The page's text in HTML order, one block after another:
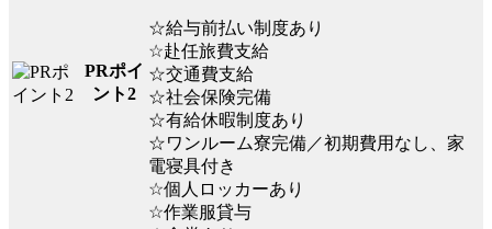
PRポイ
ント2
☆給与前払い制度あり
☆赴任旅費支給
☆交通費支給
☆社会保険完備
☆有給休暇制度あり
☆ワンルーム寮完備／初期費用なし、家
電寝具付き
☆個人ロッカーあり
☆作業服貸与